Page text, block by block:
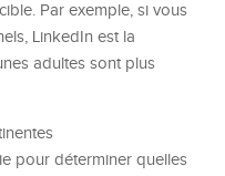
Par exemple, si vous
LinkedIn est la
adultes sont plus
pour déterminer quelles